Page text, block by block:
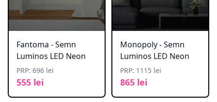
Fantoma - Semn
Luminos LED Neon
PRP: 696 lei
555 lei
Monopoly - Semn
Luminos LED Neon
PRP: 1115 lei
865 lei